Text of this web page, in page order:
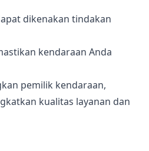
dikenakan tindakan
kendaraan Anda
pemilik kendaraan,
kualitas layanan dan